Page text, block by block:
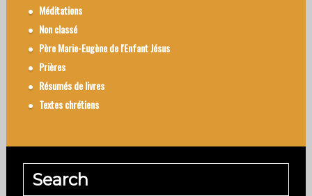
Méditations
Non classé
Père Marie-Eugène de l'Enfant Jésus
Prières
Résumés de livres
Textes chrétiens
Search